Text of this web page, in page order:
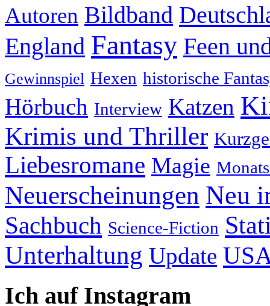
Autoren Bildband
England Fantasy Feen
Gewinnspiel Hexen historische
Hörbuch Interview Katzen
Krimis und Thriller
Liebesromane Magie
Neuerscheinungen Neu
Sachbuch Science-Fiction
Unterhaltung Update
Ich auf Instagram